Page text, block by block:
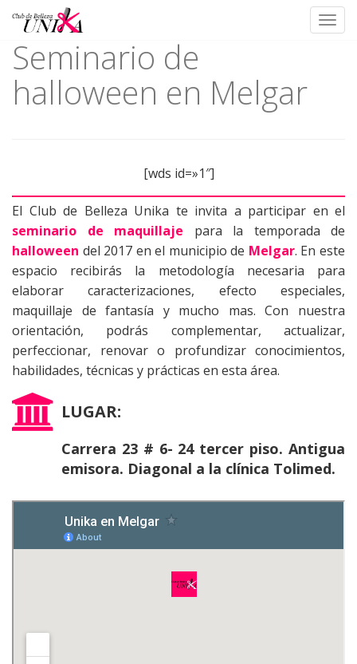
Skip
content
Seminario de
halloween en Melgar
[wds id=»1″]
El Club de Belleza Unika te invita a participar en el
seminario de maquillaje para la temporada de
halloween del 2017 en el municipio de Melgar. En este
espacio recibirás la metodología necesaria para
elaborar caracterizaciones, efecto especiales,
maquillaje de fantasía y mucho mas. Con nuestra
orientación, podrás complementar, actualizar,
perfeccionar, renovar o profundizar conocimientos,
habilidades, técnicas y prácticas en esta área.
LUGAR:
Carrera 23 # 6- 24 tercer piso. Antigua
emisora. Diagonal a la clínica Tolimed.